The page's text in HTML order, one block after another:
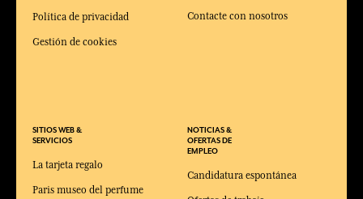
Política de privacidad
Gestión de cookies
SITIOS WEB &
SERVICIOS
La tarjeta regalo
Paris museo del perfume
Contacte con nosotros
NOTICIAS &
OFERTAS DE
EMPLEO
Candidatura espontánea